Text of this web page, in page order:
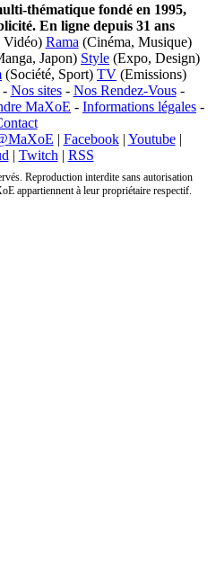
thématique fondé en 1995,
En ligne depuis 31 ans
Rama (Cinéma, Musique)
Japon) Style (Expo, Design)
(Société, Sport) TV (Emissions)
Nos sites- Nos Rendez-Vous-
MaXoE - Informations légales -
| Facebook| Youtube|
| Twitch | RSS
Reproduction interdite sans autorisation
appartiennent à leur propriétaire respectif.